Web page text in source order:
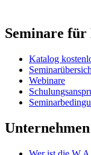
Seminare
Katalog
Webinare
Unternehmen